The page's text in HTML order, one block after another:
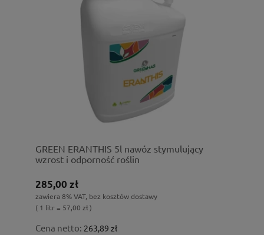
GREEN ERANTHIS 5l nawóz stymulujący
wzrost i odporność roślin
285,00 zł
zawiera 8% VAT, bez kosztów dostawy
( 1 litr = 57,00 zł )
Cena netto: 263,89 zł